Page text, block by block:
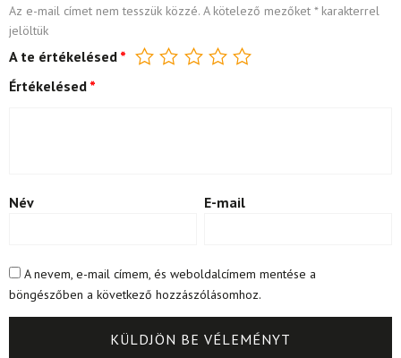
Az e-mail címet nem tesszük közzé. A kötelező mezőket *karakterrel
jelöltük
A te értékelésed *
Értékelésed *
Név E-mail
A nevem, e-mail címem, és weboldalcímem mentése a
böngészőben a következő hozzászólásomhoz.